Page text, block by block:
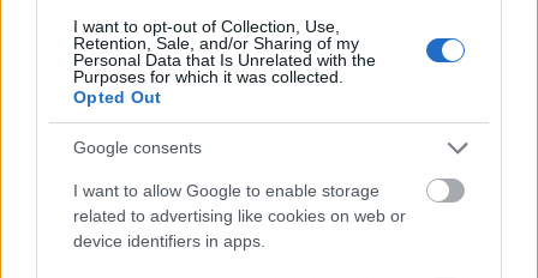
I want to opt-out of Collection, Use,
Retention, Sale, and/or Sharing of my
Personal Data that Is Unrelated with the
Purposes for which it was collected.
Opted Out
Google consents
I want to allow Google to enable storage
related to advertising like cookies on web or
device identifiers in apps.
Od 2011 roku redaktor w kilku serwisach poświęconych
nowoczesnym technologiom. Prywatnie fan urządzeń od
Sony. Od jakiegoś czasu prowadzi swój recenzencki
kanał w serwisie YouTube ;)
© 2026 Tabletowo.pl. Wszelkie prawa zastrzeżone. K